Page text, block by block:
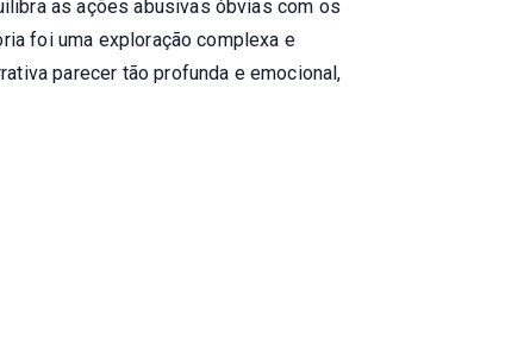
as ações abusivas óbvias com os
foi uma exploração complexa e
parecer tão profunda e emocional,